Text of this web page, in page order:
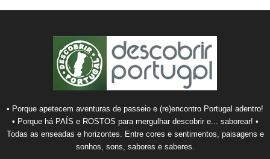
• Porque apetecem aventuras de passeio e (re)encontro Portugal adentro!
• Porque há PAÍS e ROSTOS para mergulhar descobrir e... saborear! •
Todas as enseadas e horizontes. Entre cores e sentimentos, paisagens e
sonhos, sons, sabores e saberes.